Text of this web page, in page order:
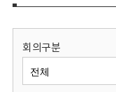
보
회의구분